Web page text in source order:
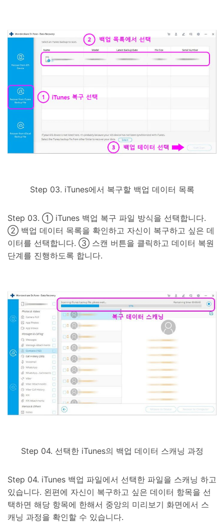
Step 03. iTunes에서 복구할 백업 데이터 목록
Step 03. ① iTunes 백업 복구 파일 방식을 선택합니다.
② 백업 데이터 목록을 확인하고 자신이 복구하고 싶은 데
이터를 선택합니다. ③ 스캔 버튼을 클릭하고 데이터 복원
단계를 진행하도록 합니다.
Step 04. 선택한 iTunes의 백업 데이터 스캐닝 과정
Step 04. iTunes 백업 파일에서 선택한 파일을 스캐닝 하고
있습니다. 왼편에 자신이 복구하고 싶은 데이터 항목을 선
택하면 해당 항목에 한해서 중앙의 미리보기 화면에서 스
캐닝 과정을 확인할 수 있습니다.